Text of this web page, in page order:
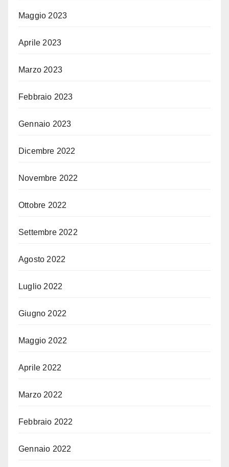
Maggio 2023
Aprile 2023
Marzo 2023
Febbraio 2023
Gennaio 2023
Dicembre 2022
Novembre 2022
Ottobre 2022
Settembre 2022
Agosto 2022
Luglio 2022
Giugno 2022
Maggio 2022
Aprile 2022
Marzo 2022
Febbraio 2022
Gennaio 2022